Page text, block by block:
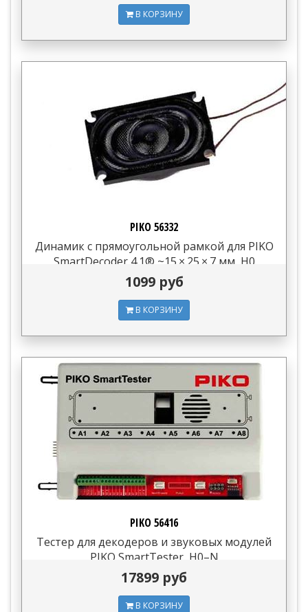
В КОРЗИНУ
PIKO 56332
Динамик с прямоугольной рамкой для PIKO
SmartDecoder 4.1® ~15 × 25 × 7 мм, H0
1099 руб
В КОРЗИНУ
PIKO 56416
Тестер для декодеров и звуковых модулей
PIKO SmartTester, H0–N
17899 руб
В КОРЗИНУ